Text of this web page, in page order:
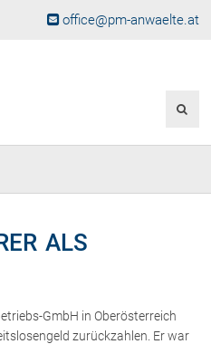
office@pm-anwaelte.at
ALS
GmbH in Oberösterreich
zurückzahlen. Er war